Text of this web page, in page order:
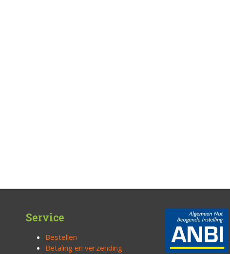
Service
Bestellen
Betaling en verzending